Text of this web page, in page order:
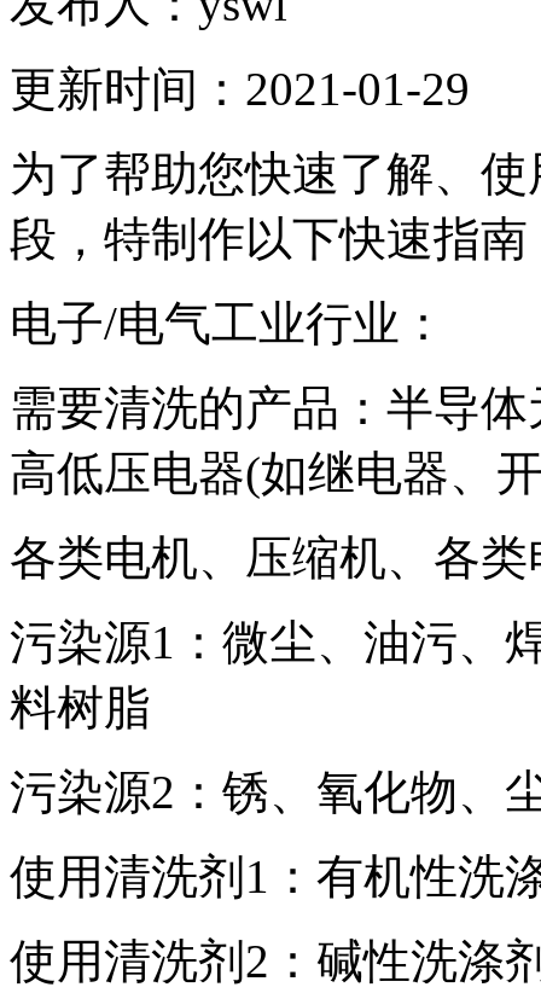
更新时间： 2021-01-29
为了帮助您快速了解、
段，特制作以下快速指南
电子/电气工业行业：
需要清洗的产品：半导
高低压电器(如继电器、
各类电机、压缩机、各
污染源1：微尘、油污、
料树脂
污染源2：锈、氧化物、
使用清洗剂1：有机性洗
使用清洗剂2：碱性洗涤